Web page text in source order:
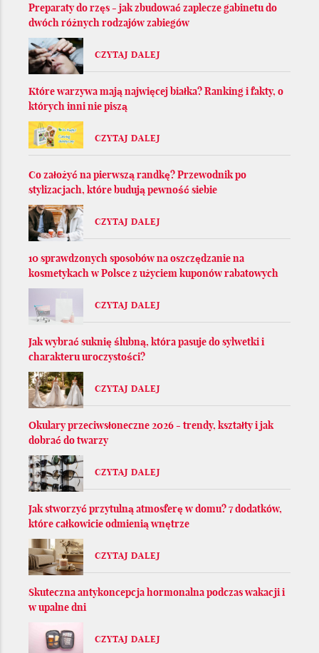
Preparaty do rzęs - jak zbudować zaplecze gabinetu do
dwóch różnych rodzajów zabiegów
CZYTAJ DALEJ
Które warzywa mają najwięcej białka? Ranking i fakty, o
których inni nie piszą
CZYTAJ DALEJ
Co założyć na pierwszą randkę? Przewodnik po
stylizacjach, które budują pewność siebie
CZYTAJ DALEJ
10 sprawdzonych sposobów na oszczędzanie na
kosmetykach w Polsce z użyciem kuponów rabatowych
CZYTAJ DALEJ
Jak wybrać suknię ślubną, która pasuje do sylwetki i
charakteru uroczystości?
CZYTAJ DALEJ
Okulary przeciwsłoneczne 2026 - trendy, kształty i jak
dobrać do twarzy
CZYTAJ DALEJ
Jak stworzyć przytulną atmosferę w domu? 7 dodatków,
które całkowicie odmienią wnętrze
CZYTAJ DALEJ
Skuteczna antykoncepcja hormonalna podczas wakacji i
w upalne dni
CZYTAJ DALEJ